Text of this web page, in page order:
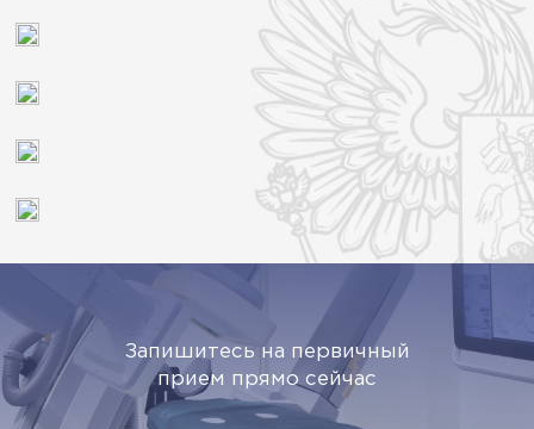
Запишитесь на первичный
прием прямо сейчас